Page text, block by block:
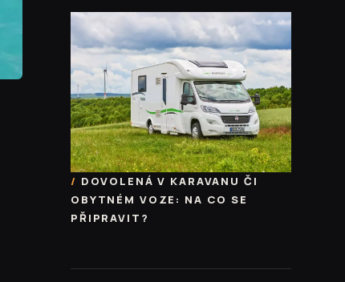
DOVOLENÁ V KARAVANU ČI
OBYTNÉM VOZE: NA CO SE
PŘIPRAVIT?